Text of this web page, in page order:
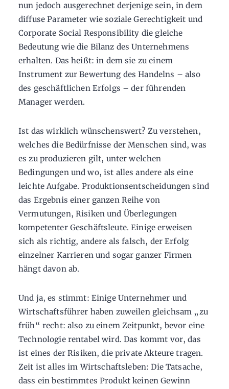
nun jedoch ausgerechnet derjenige sein, in dem
diffuse Parameter wie soziale Gerechtigkeit und
Corporate Social Responsibility die gleiche
Bedeutung wie die Bilanz des Unternehmens
erhalten. Das heißt: in dem sie zu einem
Instrument zur Bewertung des Handelns – also
des geschäftlichen Erfolgs – der führenden
Manager werden.
Ist das wirklich wünschenswert? Zu verstehen,
welches die Bedürfnisse der Menschen sind, was
es zu produzieren gilt, unter welchen
Bedingungen und wo, ist alles andere als eine
leichte Aufgabe. Produktionsentscheidungen sind
das Ergebnis einer ganzen Reihe von
Vermutungen, Risiken und Überlegungen
kompetenter Geschäftsleute. Einige erweisen
sich als richtig, andere als falsch, der Erfolg
einzelner Karrieren und sogar ganzer Firmen
hängt davon ab.
Und ja, es stimmt: Einige Unternehmer und
Wirtschaftsführer haben zuweilen gleichsam „zu
früh“ recht: also zu einem Zeitpunkt, bevor eine
Technologie rentabel wird. Das kommt vor, das
ist eines der Risiken, die private Akteure tragen.
Zeit ist alles im Wirtschaftsleben: Die Tatsache,
dass ein bestimmtes Produkt keinen Gewinn